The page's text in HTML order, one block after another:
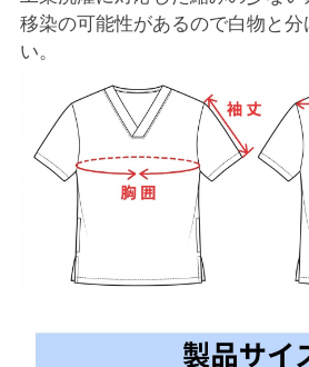
移染の可能性があるので白物と
い。